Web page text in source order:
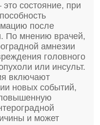
состояние, при
после
По мнению врачей,
амнезии
головного
или инсульт.
включают
новых событий,
и может